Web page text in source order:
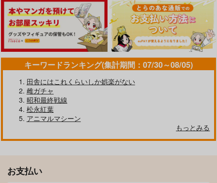
キーワードランキング(集計期間：07/30～08/05)
田舎にはこれくらいしか娯楽がない
雌ガチャ
昭和最終戦線
松永紅葉
アニマルマシーン
もっとみる
お支払い